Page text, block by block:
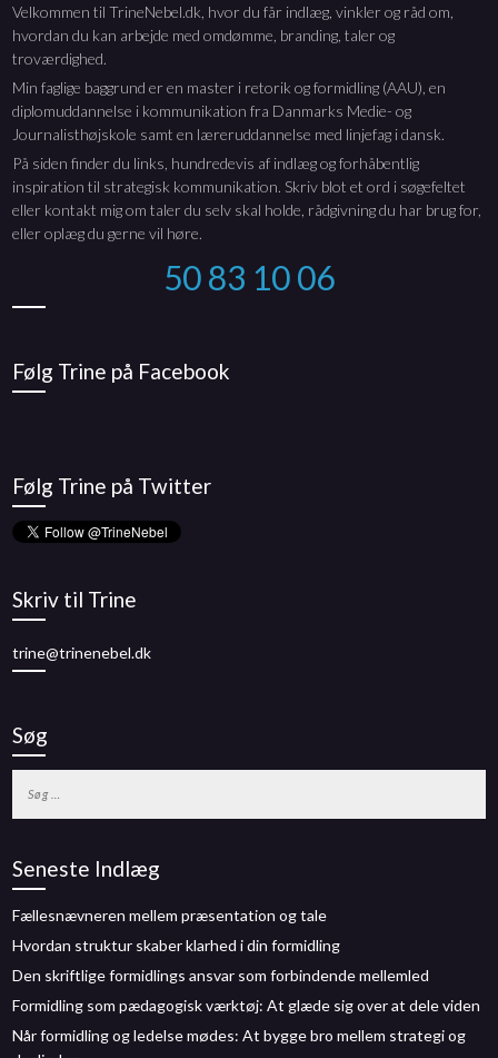
Velkommen til TrineNebel.dk, hvor du får indlæg, vinkler og råd om,
hvordan du kan arbejde med omdømme, branding, taler og
troværdighed.
Min faglige baggrund er en master i retorik og formidling (AAU), en
diplomuddannelse i kommunikation fra Danmarks Medie- og
Journalisthøjskole samt en læreruddannelse med linjefag i dansk.
På siden finder du links, hundredevis af indlæg og forhåbentlig
inspiration til strategisk kommunikation. Skriv blot et ord i søgefeltet
eller kontakt mig om taler du selv skal holde, rådgivning du har brug for,
eller oplæg du gerne vil høre.
50 83 10 06
Følg Trine på Facebook
Følg Trine på Twitter
Skriv til Trine
trine@trinenebel.dk
Søg
efter:
Seneste Indlæg
Fællesnævneren mellem præsentation og tale
Hvordan struktur skaber klarhed i din formidling
Den skriftlige formidlings ansvar som forbindende mellemled
Formidling som pædagogisk værktøj: At glæde sig over at dele viden
Når formidling og ledelse mødes: At bygge bro mellem strategi og